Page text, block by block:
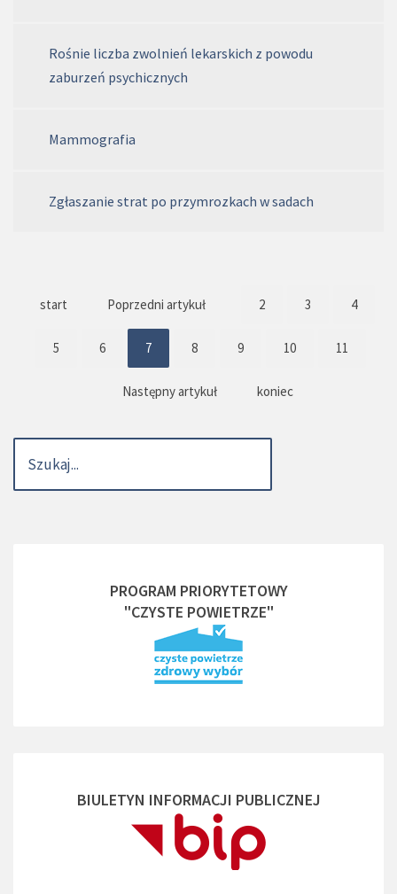
Rośnie liczba zwolnień lekarskich z powodu
zaburzeń psychicznych
Mammografia
Zgłaszanie strat po przymrozkach w sadach
start Poprzedni artykuł 2 3 4
5 6 7 8 9 10 11
Następny artykuł koniec
PROGRAM PRIORYTETOWY
"CZYSTE POWIETRZE"
BIULETYN INFORMACJI PUBLICZNEJ